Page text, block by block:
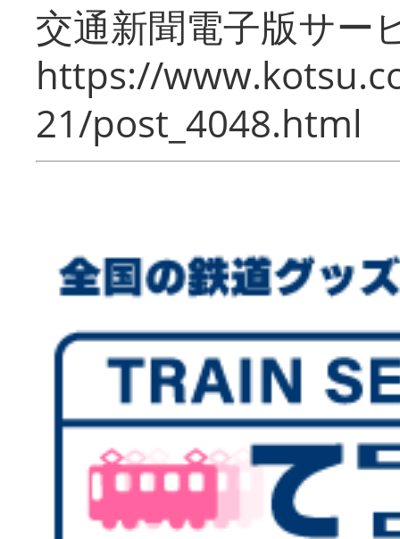
交通新聞電子版サー
https://
21/post_4048.html